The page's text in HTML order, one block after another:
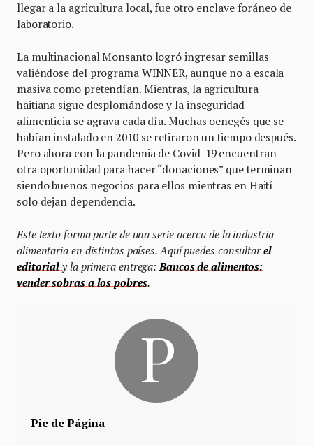
llegar a la agricultura local, fue otro enclave foráneo de
laboratorio.
La multinacional Monsanto logró ingresar semillas
valiéndose del programa WINNER, aunque no a escala
masiva como pretendían. Mientras, la agricultura
haitiana sigue desplomándose y la inseguridad
alimenticia se agrava cada día. Muchas oenegés que se
habían instalado en 2010 se retiraron un tiempo después.
Pero ahora con la pandemia de Covid-19 encuentran
otra oportunidad para hacer “donaciones” que terminan
siendo buenos negocios para ellos mientras en Haití
solo dejan dependencia.
Este texto forma parte de una serie acerca de la industria
alimentaria en distintos países. Aquí puedes consultarel
editorialy la primera entrega:Bancos de alimentos:
vender sobras a los pobres.
Pie de Página